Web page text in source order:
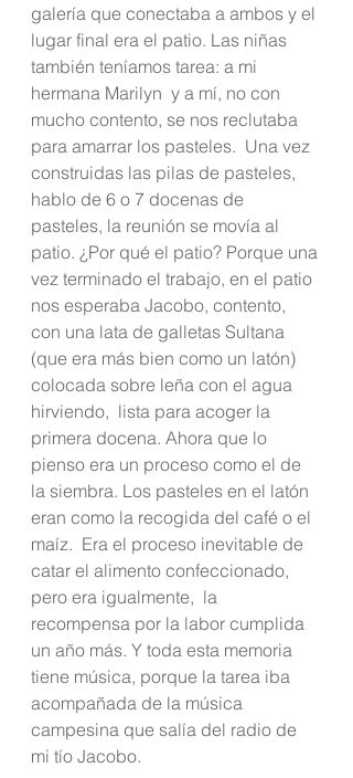
galería que conectaba a ambos y el
lugar final era el patio. Las niñas
también teníamos tarea: a mi
hermana Marilyn  y a mí, no con
mucho contento, se nos reclutaba
para amarrar los pasteles.  Una vez
construidas las pilas de pasteles,
hablo de 6 o 7 docenas de
pasteles, la reunión se movía al
patio. ¿Por qué el patio? Porque una
vez terminado el trabajo, en el patio
nos esperaba Jacobo, contento,
con una lata de galletas Sultana
(que era más bien como un latón)
colocada sobre leña con el agua
hirviendo,  lista para acoger la
primera docena. Ahora que lo
pienso era un proceso como el de
la siembra. Los pasteles en el latón
eran como la recogida del café o el
maíz.  Era el proceso inevitable de
catar el alimento confeccionado,
pero era igualmente,  la
recompensa por la labor cumplida
un año más. Y toda esta memoria
tiene música, porque la tarea iba
acompañada de la música
campesina que salía del radio de
mi tío Jacobo.